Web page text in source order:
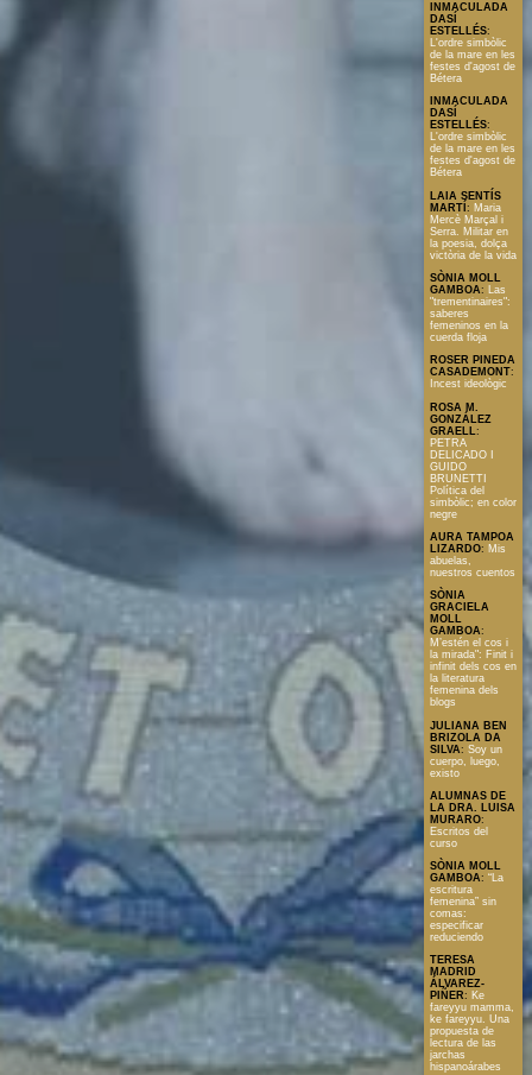
INMACULADA
DASÍ
ESTELLÉS:
L'ordre simbòlic
de la mare en les
festes d'agost de
Bétera
INMACULADA
DASÍ
ESTELLÉS:
L'ordre simbòlic
de la mare en les
festes d'agost de
Bétera
LAIA SENTÍS
MARTÍ : Maria
Mercè Marçal i
Serra. Militar en
la poesia, dolça
victòria de la vida
SÒNIA MOLL
GAMBOA: Las
"trementinaires":
saberes
femeninos en la
cuerda floja
ROSER PINEDA
CASADEMONT:
Incest ideològic
ROSA M.
GONZÁLEZ
GRAELL :
PETRA
DELICADO I
GUIDO
BRUNETTI
Política del
simbòlic; en color
negre
AURA TAMPOA
LIZARDO: Mis
abuelas,
nuestros cuentos
SÒNIA
GRACIELA
MOLL
GAMBOA:
M’estén el cos i
la mirada": Finit i
infinit dels cos en
la literatura
femenina dels
blogs
JULIANA BEN
BRIZOLA DA
SILVA: Soy un
cuerpo, luego,
existo
ALUMNAS DE
LA DRA. LUISA
MURARO:
Escritos del
curso
SÒNIA MOLL
GAMBOA: “La
escritura
femenina” sin
comas:
especificar
reduciendo
TERESA
MADRID
ÁLVAREZ-
PIÑER: Ke
fareyyu mamma,
ke fareyyu. Una
propuesta de
lectura de las
jarchas
hispanoárabes